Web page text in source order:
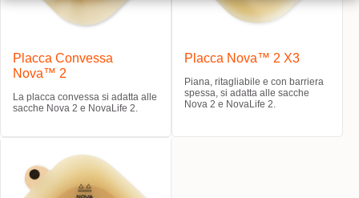
Placca Convessa
Nova™ 2
La placca convessa si adatta alle
sacche Nova 2 e NovaLife 2.
Placca Nova™ 2 X3
Piana, ritagliabile e con barriera
spessa, si adatta alle sacche
Nova 2 e NovaLife 2.